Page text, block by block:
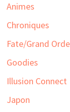
Animes
Chroniques
Fate/Grand
Goodies
Illusion Connect
Japon